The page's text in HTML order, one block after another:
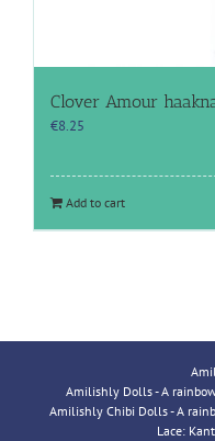
Clover Amour
€8.25
Add to cart
Amilishly Dolls - A
Amilishly Chibi Dolls - A
Lace: